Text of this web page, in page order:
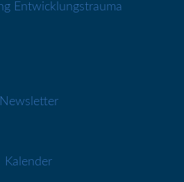
Entwicklungstrauma
Newsletter
Kalender